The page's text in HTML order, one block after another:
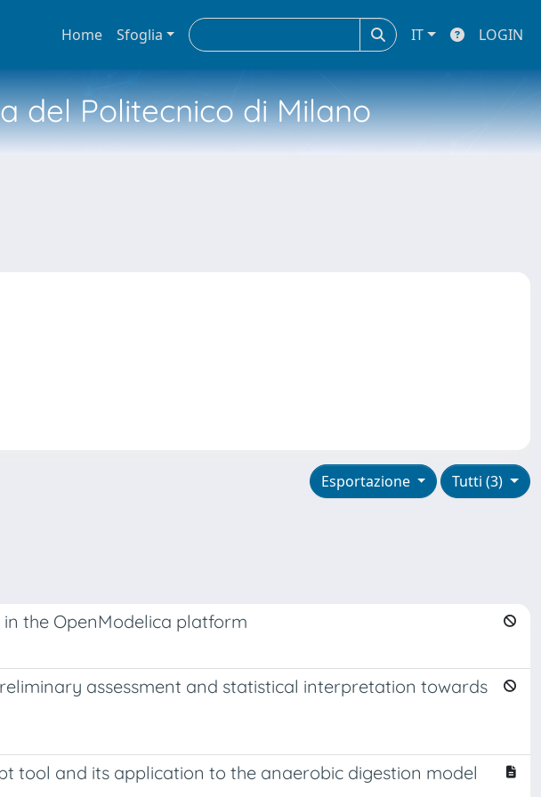
Home Sfoglia IT LOGIN
del Politecnico di Milano
Tutti (3)
Esportazione
the OpenModelica platform
assessment and statistical interpretation towards
tool and its application to the anaerobic digestion model